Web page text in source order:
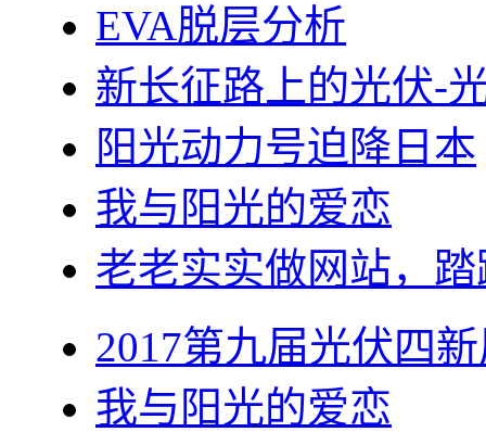
EVA脱层分析
新长征路上的光伏-
阳光动力号迫降日本
我与阳光的爱恋
老老实实做网站，
2017第九届光伏四
我与阳光的爱恋